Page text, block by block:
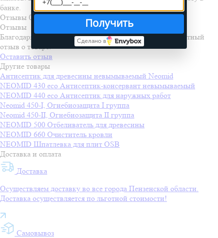
банке.
Отзывы 0
Отзывы
Благодаря вам мы становимся лучше. Оставьте свой честный
отзыв о товаре.
Оставить отзыв
Другие товары
Антисептик для древесины невымываемый Neomid
NEOMID 430 eco Антисептик-консервант невымываемый
NEOMID 440 eco Антисептик для наружных работ
Neomid 450-I, Огнебиозащита I группа
Neomid 450-II, Огнебиозащита II группа
NEOMID 500 Отбеливатель для древесины
NEOMID 660 Очиститель кровли
NEOMID Шпатлевка для плит OSB
Доставка и оплата
Доставка
Осуществляем доставку во все города Пензенской области.
Доставка осуществляется по льготной стоимости!
Самовывоз
Получить
Сделано в